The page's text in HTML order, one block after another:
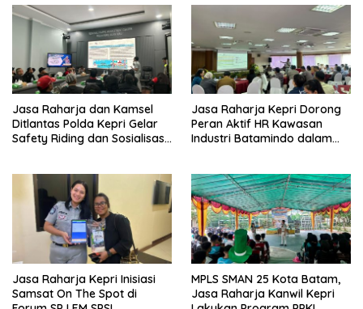
Jasa Raharja dan Kamsel
Ditlantas Polda Kepri Gelar
Safety Riding dan Sosialisasi
Indonesia
Jasa Raharja Kepri Dorong
Peran Aktif HR Kawasan
Industri Batamindo dalam
Jasa Raharja Kepri Inisiasi
Samsat On The Spot di
MPLS SMAN 25 Kota Batam,
Jasa Raharja Kanwil Kepri